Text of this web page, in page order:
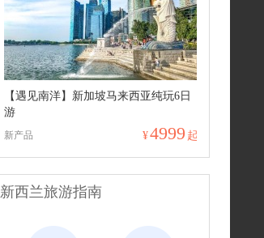
【遇见南洋】新加坡马来西亚纯玩6日
游
新产品 ¥4999 起
新西兰旅游指南